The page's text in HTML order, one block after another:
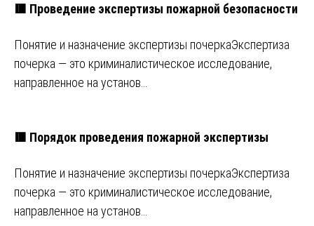
🟥 Проведение экспертизы пожарной безопасности
Понятие и назначение экспертизы почеркаЭкспертиза
почерка — это криминалистическое исследование,
направленное на установ…
🟥 Порядок проведения пожарной экспертизы
Понятие и назначение экспертизы почеркаЭкспертиза
почерка — это криминалистическое исследование,
направленное на установ…